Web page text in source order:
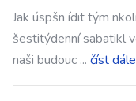
Jak úspšn ídit tým
šestitýdenní sabatikl
naši budouc ... číst dále